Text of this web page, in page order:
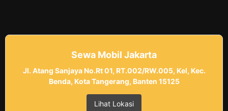
Sewa Mobil Jakarta
Jl. Atang Sanjaya No.Rt 01, RT.002/RW.005, Kel, Kec.
Benda, Kota Tangerang, Banten 15125
Lihat Lokasi